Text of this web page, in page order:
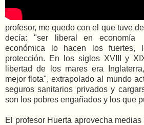
profesor, me quedo con el que tuve
decía: "ser liberal en economía
económica lo hacen los fuertes,
protección. En los siglos XVIII y
libertad de los mares era
mejor flota", extrapolado al mundo
seguros sanitarios privados y
son los pobres engañados y los que
El profesor Huerta aprovecha